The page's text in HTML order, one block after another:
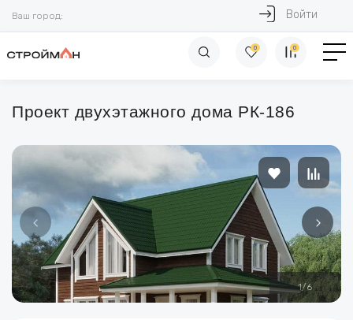
Ваш город: Войти
0 0
Проект двухэтажного дома РК-186
1/6